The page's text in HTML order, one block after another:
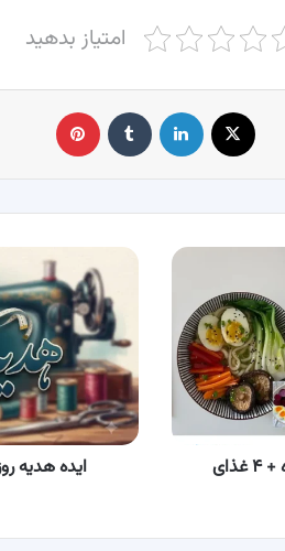
امتیاز بدهید
لینکدین ‫تامبلر
رژیم غذایی ژاپنی برای سلامت روده + ۴ غذای
ایده
خیاط
مناسب
زنان
و
مردان
ایده هدیه